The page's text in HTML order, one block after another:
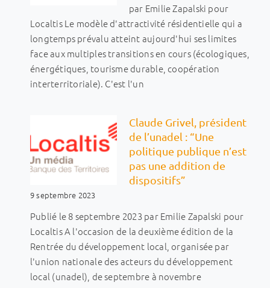
par Emilie Zapalski pour
Localtis Le modèle d'attractivité résidentielle qui a
longtemps prévalu atteint aujourd'hui ses limites
face aux multiples transitions en cours (écologiques,
énergétiques, tourisme durable, coopération
interterritoriale). C'est l'un
Claude Grivel, président
de l’unadel : “Une
politique publique n’est
pas une addition de
dispositifs”
9 septembre 2023
Publié le 8 septembre 2023 par Emilie Zapalski pour
Localtis A l'occasion de la deuxième édition de la
Rentrée du développement local, organisée par
l'union nationale des acteurs du développement
local (unadel), de septembre à novembre